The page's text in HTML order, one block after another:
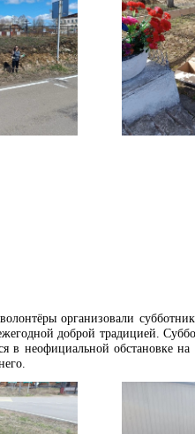
организовали
доброй традицией.
неофициальной обстановке на